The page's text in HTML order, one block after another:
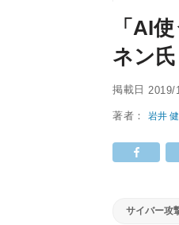
「AI
ネン氏
掲載日 2019/
著者：岩井
サイバー攻